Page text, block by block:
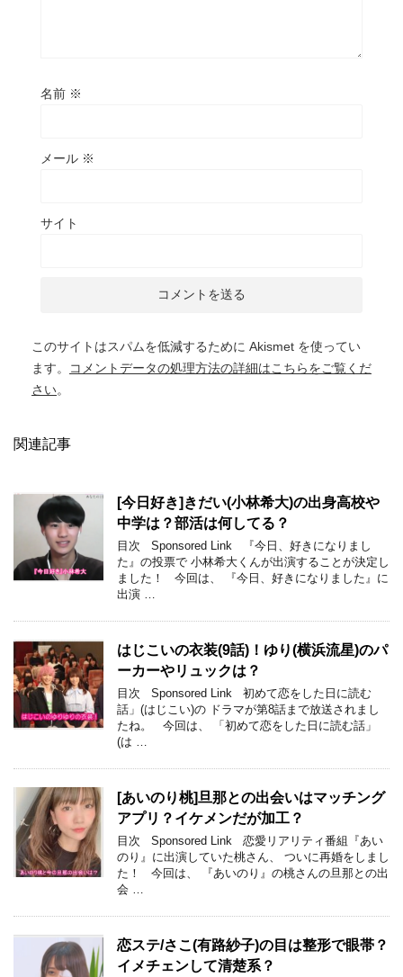
名前 ※
メール ※
サイト
このサイトはスパムを低減するために Akismet を使ってい
ます。
コメントデータの処理方法の詳細はこちらをご覧くだ
さい。
関連記事
[今日好き]きだい(小林希大)の出身高校や
中学は？部活は何してる？
目次 Sponsored Link 『今日、好きになりまし
た』の投票で 小林希大くんが出演することが決定し
ました！ 今回は、 『今日、好きになりました』に
出演 …
はじこいの衣装(9話)！ゆり(横浜流星)のパ
ーカーやリュックは？
目次 Sponsored Link 初めて恋をした日に読む
話」(はじこい)の ドラマが第8話まで放送されまし
たね。 今回は、 「初めて恋をした日に読む話」
(は …
[あいのり桃]旦那との出会いはマッチング
アプリ？イケメンだが加工？
目次 Sponsored Link 恋愛リアリティ番組『あい
のり』に出演していた桃さん、 ついに再婚をしまし
た！ 今回は、 『あいのり』の桃さんの旦那との出
会 …
恋ステ/さこ(有路紗子)の目は整形で眼帯？
イメチェンして清楚系？